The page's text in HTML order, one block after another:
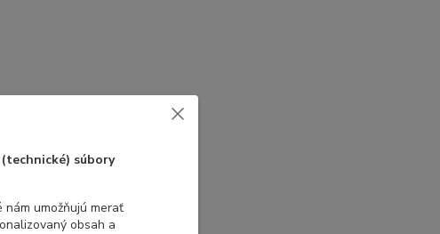
súbory
nám umožňujú merať
obsah a